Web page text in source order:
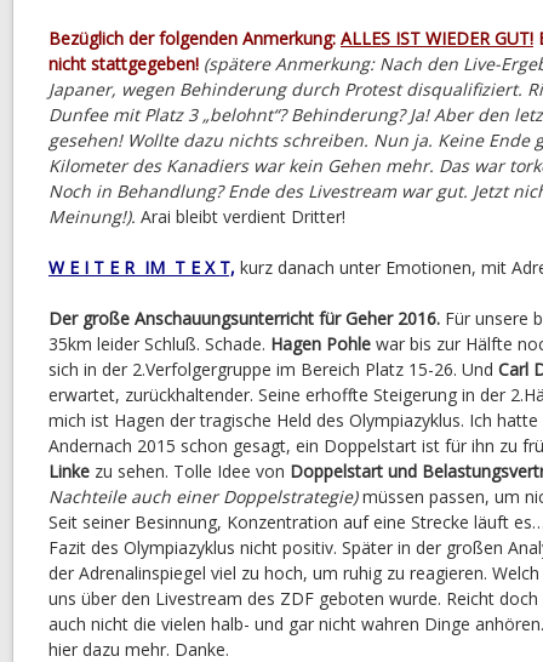
Bezüglich der folgenden Anmerkung: ALLES IST WIEDER GUT!
nicht stattgegeben! (spätere Anmerkung: Nach den Live-
Japaner, wegen Behinderung durch Protest disqualifiziert.
Dunfee mit Platz 3 „belohnt“? Behinderung? Ja! Aber den
gesehen! Wollte dazu nichts schreiben. Nun ja. Keine Ende
Kilometer des Kanadiers war kein Gehen mehr. Das war
Noch in Behandlung? Ende des Livestream war gut. Jetzt
Meinung!). Arai bleibt verdient Dritter!
W E I T E R IM T E X T, kurz danach unter Emotionen, mit
Der große Anschauungsunterricht für Geher 2016. Für unsere
35km leider Schluß. Schade. Hagen Pohle war bis zur Hälfte
sich in der 2.Verfolgergruppe im Bereich Platz 15-26. Und Carl
erwartet, zurückhaltender. Seine erhoffte Steigerung in der
mich ist Hagen der tragische Held des Olympiazyklus. Ich
Andernach 2015 schon gesagt, ein Doppelstart ist für ihn zu
Linke zu sehen. Tolle Idee von Doppelstart und
Nachteile auch einer Doppelstrategie)müssen passen, um
Seit seiner Besinnung, Konzentration auf eine Strecke läuft
Fazit des Olympiazyklus nicht positiv. Später in der großen
der Adrenalinspiegel viel zu hoch, um ruhig zu reagieren.
uns über den Livestream des ZDF geboten wurde. Reicht
auch nicht die vielen halb- und gar nicht wahren Dinge
hier dazu mehr. Danke.